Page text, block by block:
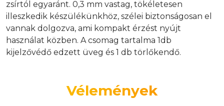
zsírtól egyaránt. 0,3 mm vastag, tökéletesen
illeszkedik készülékünkhöz, szélei biztonságosan el
vannak dolgozva, ami kompakt érzést nyújt
használat közben. A csomag tartalma 1db
kijelzővédő edzett üveg és 1 db törlőkendő.
Vélemények